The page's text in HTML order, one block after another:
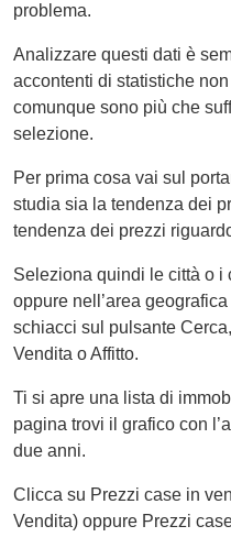
problema.
Analizzare questi dati è
accontenti di statistiche
comunque sono più che
selezione.
Per prima cosa vai sul
studia sia la tendenza dei
tendenza dei prezzi
Seleziona quindi le città o i
oppure nell’area
schiacci sul pulsante
Vendita o Affitto.
Ti si apre una lista di
pagina trovi il grafico con
due anni.
Clicca su Prezzi case in
Vendita) oppure Prezzi